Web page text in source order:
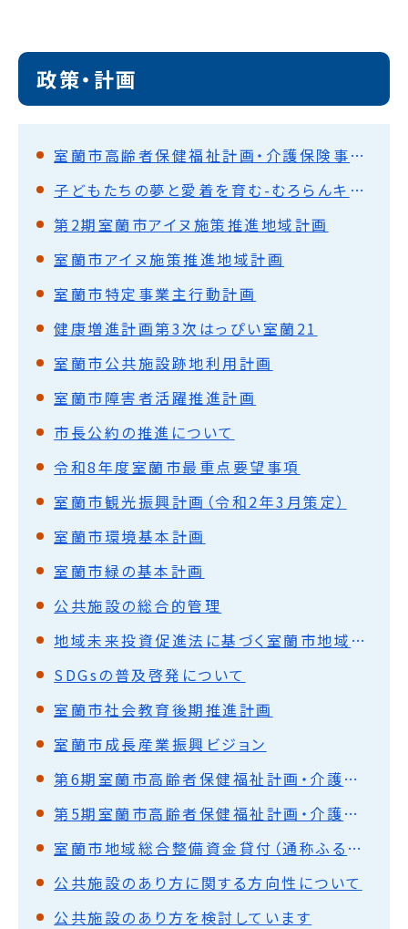
政策・計画
室蘭市高齢者保健福祉計画・介護保険事業計画策定協議会
子どもたちの夢と愛着を育む-むろらんキャリア教育推進事業-
第2期室蘭市アイヌ施策推進地域計画
室蘭市アイヌ施策推進地域計画
室蘭市特定事業主行動計画
健康増進計画第3次はっぴい室蘭21
室蘭市公共施設跡地利用計画
室蘭市障害者活躍推進計画
市長公約の推進について
令和8年度室蘭市最重点要望事項
室蘭市観光振興計画（令和2年3月策定）
室蘭市環境基本計画
室蘭市緑の基本計画
公共施設の総合的管理
地域未来投資促進法に基づく室蘭市地域基本計画について
SDGsの普及啓発について
室蘭市社会教育後期推進計画
室蘭市成長産業振興ビジョン
第6期室蘭市高齢者保健福祉計画・介護保険事業計画
第5期室蘭市高齢者保健福祉計画・介護保険事業計画
室蘭市地域総合整備資金貸付（通称ふるさと融資）のご案内
公共施設のあり方に関する方向性について
公共施設のあり方を検討しています